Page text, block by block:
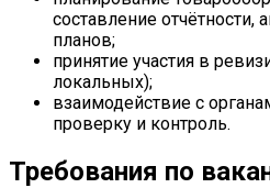
составление отчётности,
планов;
принятие участия в
локальных);
взаимодействие с
проверку и контроль.
Требования по